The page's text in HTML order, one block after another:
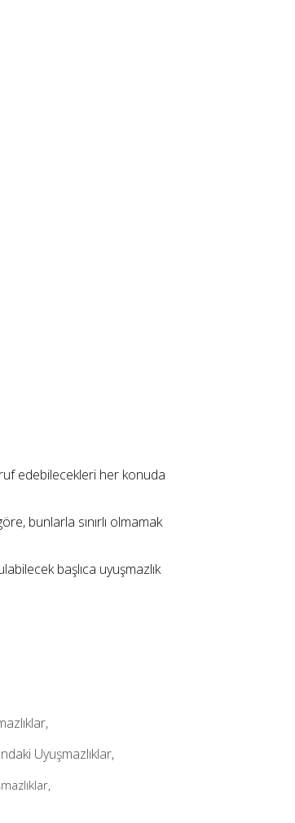
edebilecekleri her konuda
bunlarla sınırlı olmamak
başlıca uyuşmazlık
Uyuşmazlıklar,